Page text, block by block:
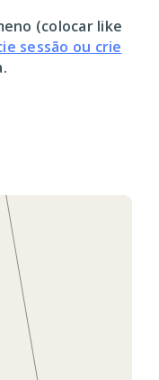
(colocar like
sessão ou crie